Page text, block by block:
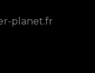
planet.fr